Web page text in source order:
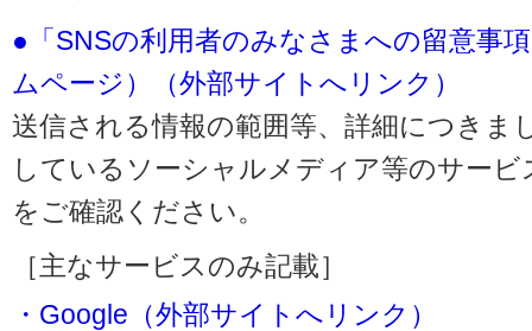
●「SNSの利用者のみなさまへの留意事
ムページ）（外部サイトへリンク）
送信される情報の範囲等、詳細につきま
しているソーシャルメディア等のサー
をご確認ください。
［主なサービスのみ記載］
・Google（外部サイトへリンク）